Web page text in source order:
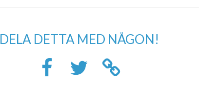
DELA DETTA MED NÅGON!